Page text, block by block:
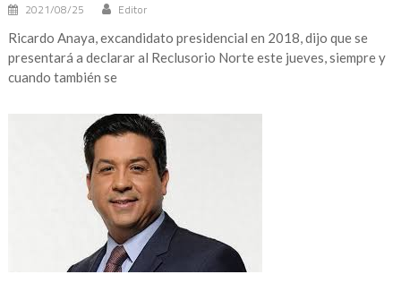
2021/08/25 Editor
Ricardo Anaya, excandidato presidencial en 2018, dijo que se
presentará a declarar al Reclusorio Norte este jueves, siempre y
cuando también se